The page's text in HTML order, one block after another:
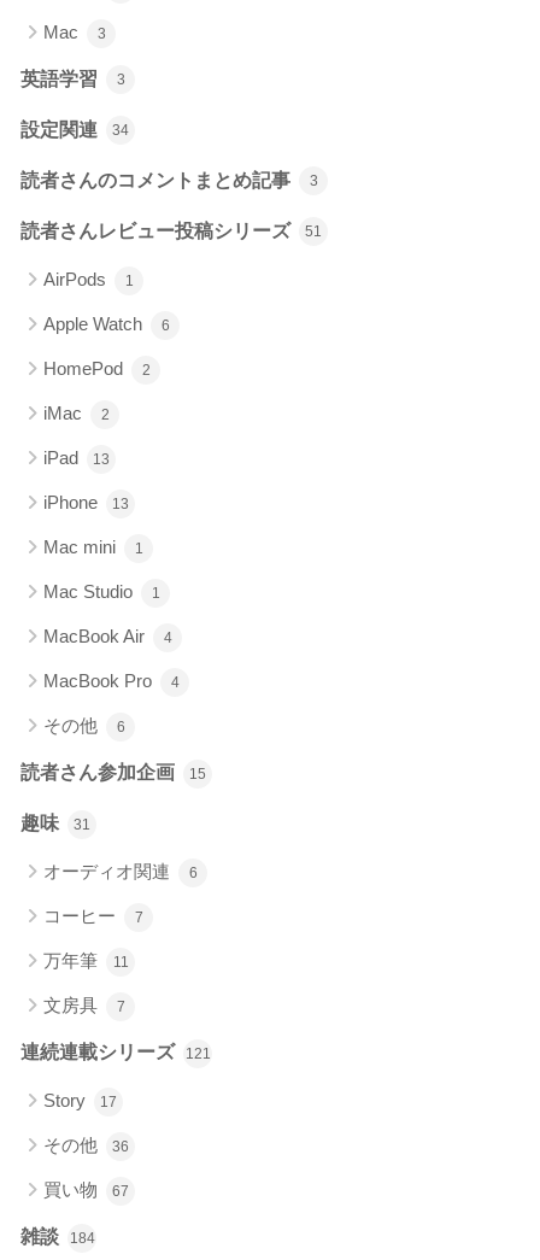
Mac 3
英語学習 3
設定関連 34
読者さんのコメントまとめ記事 3
読者さんレビュー投稿シリーズ 51
AirPods 1
Apple Watch 6
HomePod 2
iMac 2
iPad 13
iPhone 13
Mac mini 1
Mac Studio 1
MacBook Air 4
MacBook Pro 4
その他 6
読者さん参加企画 15
趣味 31
オーディオ関連 6
コーヒー 7
万年筆 11
文房具 7
連続連載シリーズ 121
Story 17
その他 36
買い物 67
雑談 184